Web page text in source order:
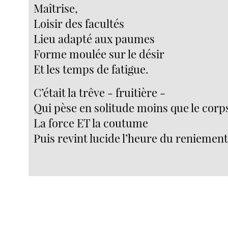
Maîtrise,
Loisir des facultés
Lieu adapté aux paumes
Forme moulée sur le désir
Et les temps de fatigue.
C’était la trêve - fruitière -
Qui pèse en solitude moins que le
La force ET la coutume
Puis revint lucide l’heure du